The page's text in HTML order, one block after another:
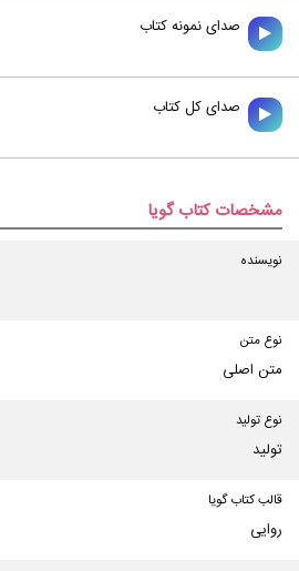
صدای نمونه کتاب
صدای کل کتاب
مشخصات کتاب گویا
نویسنده
نوع متن
متن اصلی
نوع تولید
تولید
قالب کتاب گویا
روایی